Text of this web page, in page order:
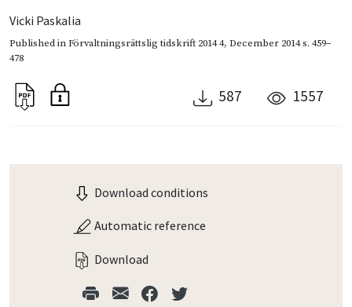
Vicki Paskalia
Published inFörvaltningsrättslig tidskrift 2014 4, December 2014s. 459–
478
587 1557
Download conditions
Automatic reference
Download